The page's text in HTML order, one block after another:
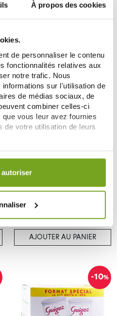
À propos des cookies
de personnaliser le contenu
fonctionnalités relatives aux
notre trafic. Nous
informations sur l'utilisation de
de médias sociaux, de
combiner celles-ci
vous leur avez fournies
de votre utilisation de leurs
est conservé pendant une
autoriser
AJOUTER AU PANIER
GUIGOZ
GUIGOZ PRO BEBE FIBRE FOS GOS
17,41 €
AJOUTER AU PANIER
-10%